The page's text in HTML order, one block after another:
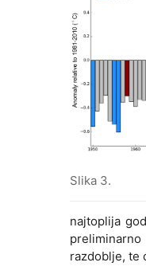
Slika 3.
najtoplija
razdoblje, te